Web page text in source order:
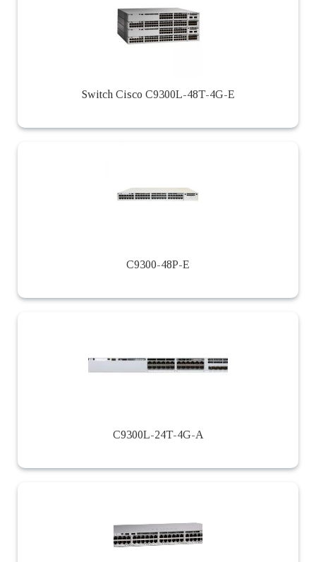
Switch Cisco C9300L-48T-4G-E
C9300-48P-E
C9300L-24T-4G-A